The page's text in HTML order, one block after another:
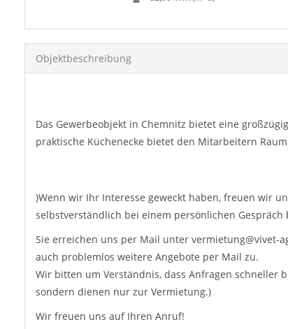
Objekt­beschreibung
Das Gewerbeobjekt in Chemnitz bietet eine
praktische Küchenecke bietet den Mitarbeitern
)Wenn wir Ihr Interesse geweckt haben, freuen wir
selbstverständlich bei einem persönlichen Gespräch
Sie erreichen uns per Mail unter vermietung@vivet-
auch problemlos weitere Angebote per Mail zu.
Wir bitten um Verständnis, dass Anfragen schneller
sondern dienen nur zur Vermietung.)
Wir freuen uns auf Ihren Anruf!